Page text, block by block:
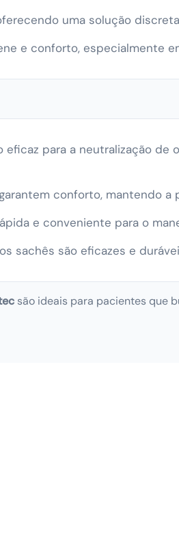
uma solução
e conforto, especialmente
para a neutralização de
conforto, mantendo a
e conveniente para o
sachês são eficazes e
são ideais para pacientes que